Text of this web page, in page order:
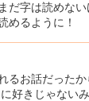
だ字は読めな
めるように！
るお話だった
好きじゃない